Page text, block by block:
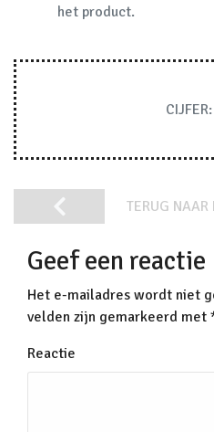
het product.
CIJFER:
TERUG NAAR
Geef een reactie
Het e-mailadres wordt niet
velden zijn gemarkeerd met
Reactie